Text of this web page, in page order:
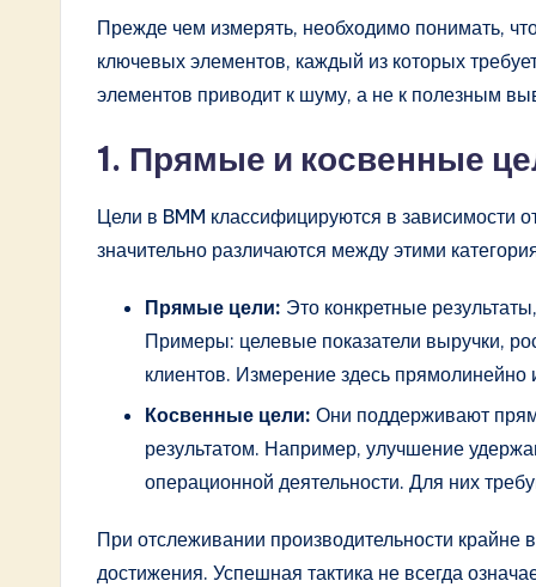
wПрежде чем измерять, необходимо понимать,
ключевых элементов, каждый из которых
элементов приводит к шуму, а не к полезным
1. Прямые и косвенные
Цели в BMM классифицируются в зависимости
значительно различаются между этими
Прямые цели: Это конкретные
Примеры: целевые показатели выручки,
клиентов. Измерение здесь прямолинейно
Косвенные цели: Они поддерживают
результатом. Например, улучшение
операционной деятельности. Для них
При отслеживании производительности крайне
достижения. Успешная тактика не всегда